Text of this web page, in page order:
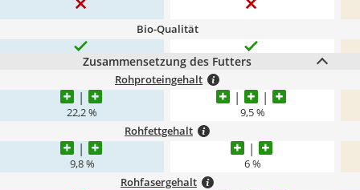
Bio-Qualität
Zusammensetzung des Futters
Rohproteingehalt
22,2 % 9,5 %
Rohfettgehalt
9,8 % 6 %
Rohfasergehalt